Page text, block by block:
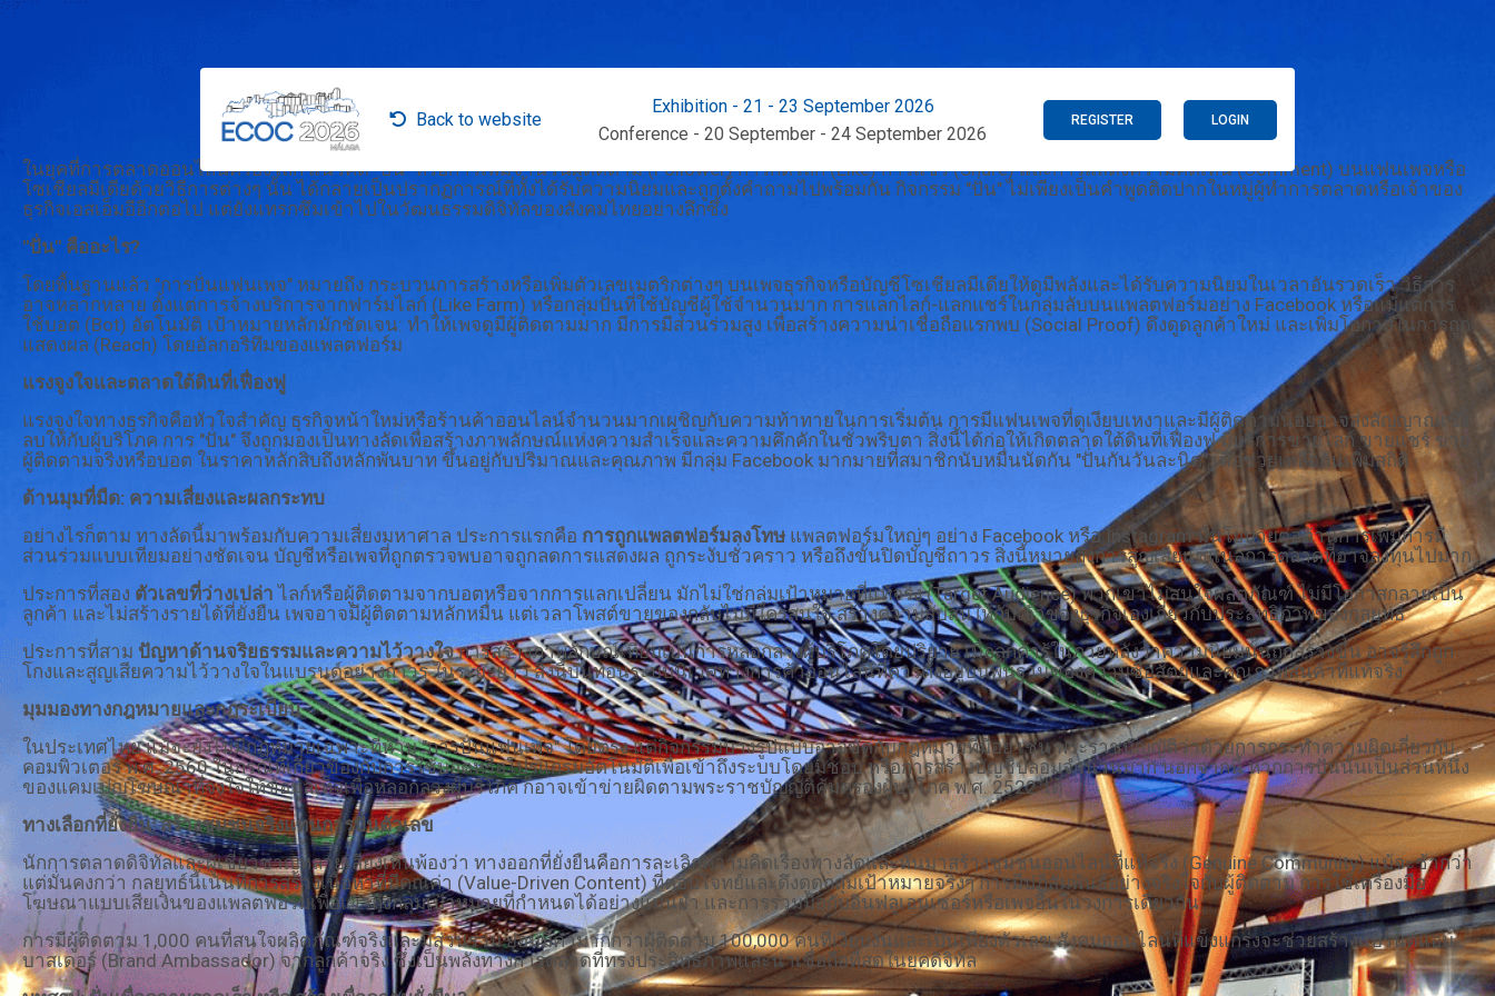
Back to website
Exhibition - 21 - 23 September 2026
Conference - 20 September - 24 September 2026
REGISTER LOGIN
ในยุคที่การตลาดออนไลน์ครองโลก แนวคิด "ปั่น" หรือการเพิ่มจำนวนผู้ติดตาม (Follower) การกดไลก์ (Like) การแชร์ (Share) และการแสดงความคิดเห็น (Comment) บนแฟนเพจหรือ
โซเชียลมีเดียด้วยวิธีการต่างๆ นั้น ได้กลายเป็นปรากฏการณ์ที่ทั้งได้รับความนิยมและถูกตั้งคำถามไปพร้อมกัน กิจกรรม "ปั่น" ไม่เพียงเป็นคำพูดติดปากในหมู่ผู้ทำการตลาดหรือเจ้าของ
ธุรกิจเอสเอ็มอีอีกต่อไป แต่ยังแทรกซึมเข้าไปในวัฒนธรรมดิจิทัลของสังคมไทยอย่างลึกซึ้ง
"ปั่น" คืออะไร?
โดยพื้นฐานแล้ว "การปั่นแฟนเพจ" หมายถึง กระบวนการสร้างหรือเพิ่มตัวเลขเมตริกต่างๆ บนเพจธุรกิจหรือบัญชีโซเชียลมีเดียให้ดูมีพลังและได้รับความนิยมในเวลาอันรวดเร็ว วิธีการ
อาจหลากหลาย ตั้งแต่การจ้างบริการจากฟาร์มไลก์ (Like Farm) หรือกลุ่มปั่นที่ใช้บัญชีผู้ใช้จำนวนมาก การแลกไลก์-แลกแชร์ในกลุ่มลับบนแพลตฟอร์มอย่าง Facebook หรือแม้แต่การ
ใช้บอต (Bot) อัตโนมัติ เป้าหมายหลักมักชัดเจน: ทำให้เพจดูมีผู้ติดตามมาก มีการมีส่วนร่วมสูง เพื่อสร้างความน่าเชื่อถือแรกพบ (Social Proof) ดึงดูดลูกค้าใหม่ และเพิ่มโอกาสในการถูก
แสดงผล (Reach) โดยอัลกอริทึมของแพลตฟอร์ม
แรงจูงใจและตลาดใต้ดินที่เฟื่องฟู
แรงจูงใจทางธุรกิจคือหัวใจสำคัญ ธุรกิจหน้าใหม่หรือร้านค้าออนไลน์จำนวนมากเผชิญกับความท้าทายในการเริ่มต้น การมีแฟนเพจที่ดูเงียบเหงาและมีผู้ติดตามน้อยอาจส่งสัญญาณเชิง
ลบให้กับผู้บริโภค การ "ปั่น" จึงถูกมองเป็นทางลัดเพื่อสร้างภาพลักษณ์แห่งความสำเร็จและความคึกคักในชั่วพริบตา สิ่งนี้ได้ก่อให้เกิดตลาดใต้ดินที่เฟื่องฟู มีบริการขายไลก์ ขายแชร์ ขาย
ผู้ติดตามจริงหรือบอต ในราคาหลักสิบถึงหลักพันบาท ขึ้นอยู่กับปริมาณและคุณภาพ มีกลุ่ม Facebook มากมายที่สมาชิกนับหมื่นนัดกัน "ปั่นกันวันละนิด" เพื่อช่วยเหลือกันเพิ่มสถิติ
ด้านมุมที่มืด: ความเสี่ยงและผลกระทบ
อย่างไรก็ตาม ทางลัดนี้มาพร้อมกับความเสี่ยงมหาศาล ประการแรกคือ การถูกแพลตฟอร์มลงโทษ แพลตฟอร์มใหญ่ๆ อย่าง Facebook หรือ Instagram มีนโยบายต่อต้านการเพิ่มการมี
ส่วนร่วมแบบเทียมอย่างชัดเจน บัญชีหรือเพจที่ถูกตรวจพบอาจถูกลดการแสดงผล ถูกระงับชั่วคราว หรือถึงขั้นปิดบัญชีถาวร สิ่งนี้หมายถึงการสูญเสียแชแนลการตลาดที่อาจลงทุนไปมาก
ประการที่สอง ตัวเลขที่ว่างเปล่า ไลก์หรือผู้ติดตามจากบอตหรือจากการแลกเปลี่ยน มักไม่ใช่กลุ่มเป้าหมายที่แท้จริง (Target Audience) พวกเขาไม่สนใจผลิตภัณฑ์ ไม่มีโอกาสกลายเป็น
ลูกค้า และไม่สร้างรายได้ที่ยั่งยืน เพจอาจมีผู้ติดตามหลักหมื่น แต่เวลาโพสต์ขายของกลับไม่มีใครสนใจ สร้างความสับสนให้กับเจ้าของธุรกิจเองเกี่ยวกับประสิทธิภาพของกลยุทธ์
ประการที่สาม ปัญหาด้านจริยธรรมและความไว้วางใจการสร้างภาพลักษณ์เทียมเป็นการหลอกลวงผู้บริโภคโดยปริยาย เมื่อลูกค้ารู้ในภายหลังว่าความนิยมนั้นถูกสร้างขึ้น อาจรู้สึกถูก
โกงและสูญเสียความไว้วางใจในแบรนด์อย่างถาวร ในระยะยาว สิ่งนี้บั่นทอนระบบนิเวศทางการค้าออนไลน์ที่ควรตั้งอยู่บนพื้นฐานของความซื่อสัตย์และคุณภาพสินค้าที่แท้จริง
มุมมองทางกฎหมายและกฎระเบียบ
ในประเทศไทย แม้จะยังไม่มีกฎหมายเฉพาะที่ห้าม "การปั่นแฟนเพจ" โดยตรง แต่กิจกรรมบางรูปแบบอาจขัดกับกฎหมายที่มีอยู่ เช่น พระราชบัญญัติว่าด้วยการกระทำความผิดเกี่ยวกับ
คอมพิวเตอร์ พ.ศ. 2560 ในกรณีที่เกี่ยวข้องกับการใช้บอตหรือโปรแกรมอัตโนมัติเพื่อเข้าถึงระบบโดยมิชอบ หรือการสร้างบัญชีปลอมจำนวนมาก นอกจากนี้ หากการปั่นนั้นเป็นส่วนหนึ่ง
ของแคมเปญโฆษณาที่จงใจให้ข้อมูลเท็จเพื่อหลอกลวงผู้บริโภค ก็อาจเข้าข่ายผิดตามพระราชบัญญัติคุ้มครองผู้บริโภค พ.ศ. 2522 ได้
ทางเลือกที่ยั่งยืน: สร้างชุมชนจริงแทนการปั่นตัวเลข
นักการตลาดดิจิทัลและผู้เชี่ยวชาญหลายเสียงเห็นพ้องว่า ทางออกที่ยั่งยืนคือการละเลิกความคิดเรื่องทางลัดและหันมาสร้างชุมชนออนไลน์ที่แท้จริง (Genuine Community) แม้จะช้ากว่า
แต่มั่นคงกว่า กลยุทธ์นี้เน้นที่การสร้างเนื้อหาที่มีคุณค่า (Value-Driven Content) ที่ตอบโจทย์และดึงดูดกลุ่มเป้าหมายจริงๆ การมีปฏิสัมพันธ์อย่างจริงใจกับผู้ติดตาม การใช้เครื่องมือ
โฆษณาแบบเสียเงินของแพลตฟอร์มเพื่อเข้าถึงกลุ่มเป้าหมายที่กำหนดได้อย่างแม่นยำ และการร่วมมือกับอินฟลูเอนเซอร์หรือเพจอื่นในวงการเดียวกัน
การมีผู้ติดตาม 1,000 คนที่สนใจผลิตภัณฑ์จริงและมีส่วนร่วม ย่อมมีค่ามากกว่าผู้ติดตาม 100,000 คนที่เงียบงันและเป็นเพียงตัวเลข สังคมออนไลน์ที่แข็งแกร่งจะช่วยสร้างแบรนด์แอม
บาสเดอร์ (Brand Ambassador) จากลูกค้าจริง ซึ่งเป็นพลังทางการตลาดที่ทรงประสิทธิภาพและน่าเชื่อถือที่สุดในยุคดิจิทัล